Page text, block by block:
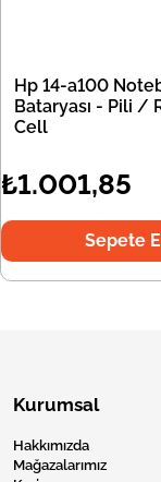
Hp 14-a100
Bataryası - Pili /
Cell
₺1.001,85
Sepete
Kurumsal
Hakkımızda
Mağazalarımız